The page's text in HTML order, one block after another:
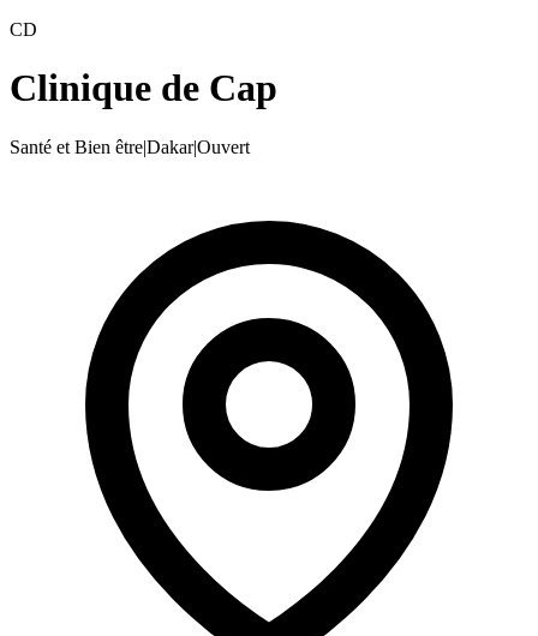
CD
Clinique de Cap
Santé et Bien être|Dakar|Ouvert